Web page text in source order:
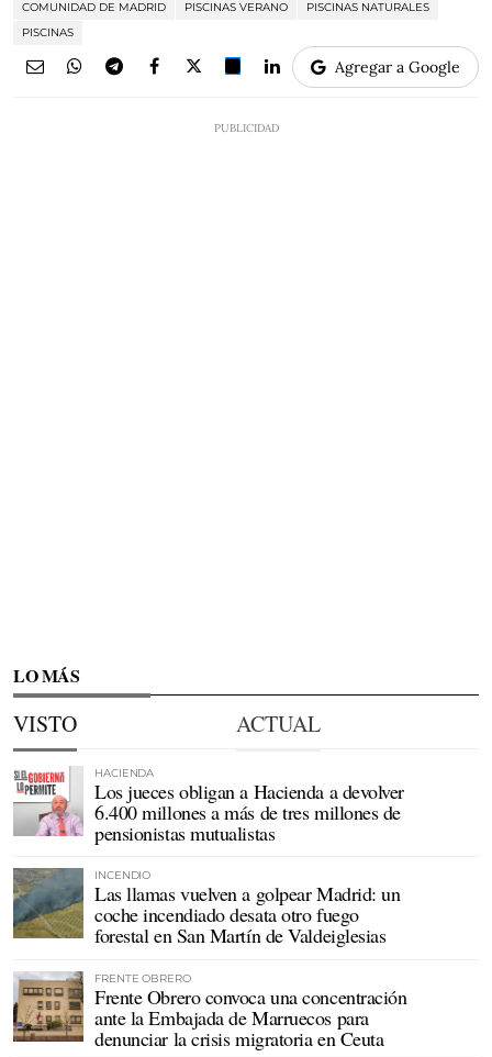
COMUNIDAD DE MADRID PISCINAS VERANO
PISCINAS NATURALES
PISCINAS
Agregar a Google
LO MÁS
VISTO ACTUAL
HACIENDA
Los jueces obligan a Hacienda a devolver
6.400 millones a más de tres millones de
pensionistas mutualistas
INCENDIO
Las llamas vuelven a golpear Madrid: un
coche incendiado desata otro fuego
forestal en San Martín de Valdeiglesias
FRENTE OBRERO
Frente Obrero convoca una concentración
ante la Embajada de Marruecos para
denunciar la crisis migratoria en Ceuta